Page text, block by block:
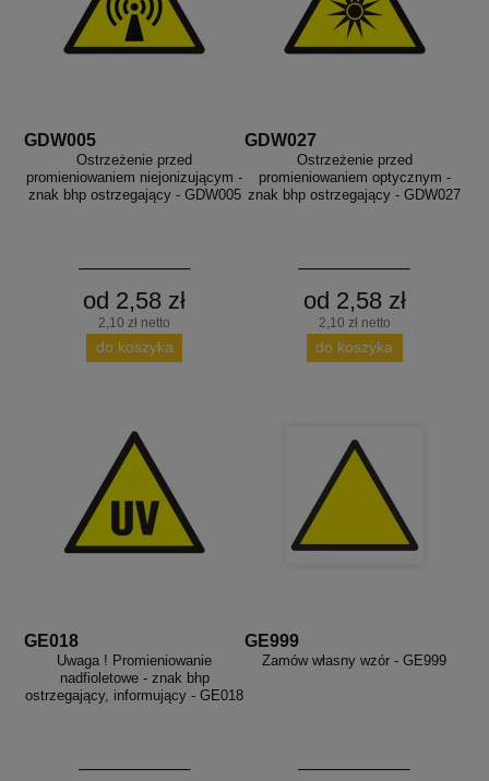
GDW005
Ostrzeżenie przed
promieniowaniem niejonizującym -
znak bhp ostrzegający - GDW005
od 2,58 zł
2,10 zł netto
do koszyka
GDW027
Ostrzeżenie przed
promieniowaniem optycznym -
znak bhp ostrzegający - GDW027
od 2,58 zł
2,10 zł netto
do koszyka
GE018
Uwaga ! Promieniowanie
nadfioletowe - znak bhp
ostrzegający, informujący - GE018
GE999
Zamów własny wzór - GE999